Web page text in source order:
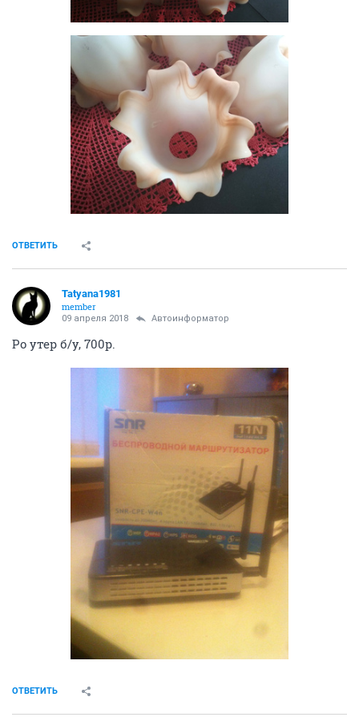
ОТВЕТИТЬ
Tatyana1981
member
09 апреля 2018 Автоинформатор
Ро утер б/у, 700р.
ОТВЕТИТЬ